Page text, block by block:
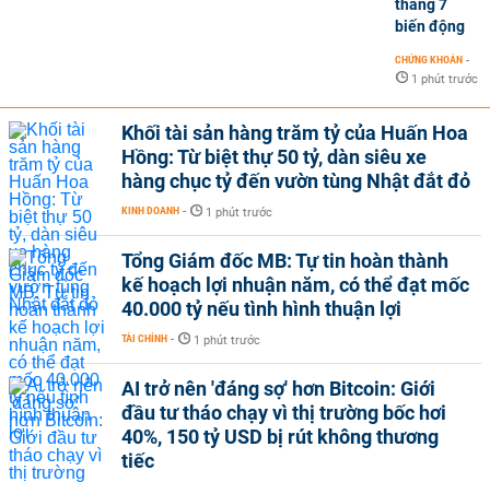
tháng 7
biến động
CHỨNG KHOÁN -
1 phút trước
Khối tài sản hàng trăm tỷ của Huấn Hoa
Hồng: Từ biệt thự 50 tỷ, dàn siêu xe
hàng chục tỷ đến vườn tùng Nhật đắt đỏ
KINH DOANH - 1 phút trước
Tổng Giám đốc MB: Tự tin hoàn thành
kế hoạch lợi nhuận năm, có thể đạt mốc
40.000 tỷ nếu tình hình thuận lợi
TÀI CHÍNH - 1 phút trước
AI trở nên 'đáng sợ' hơn Bitcoin: Giới
đầu tư tháo chạy vì thị trường bốc hơi
40%, 150 tỷ USD bị rút không thương
tiếc